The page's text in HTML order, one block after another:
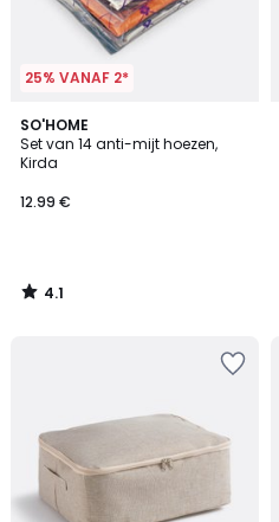
25% VANAF 2*
SO'HOME
Set van 14 anti-mijt hoezen,
Kirda
€.
12.99 €
4.1
/ 5
4.1
/